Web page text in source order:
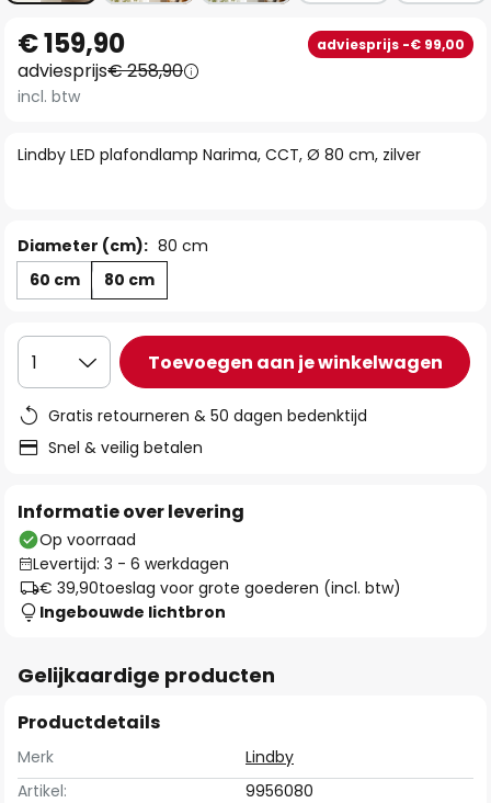
naar
het
begin
de
Lindby LED plafondlamp Narima, CCT, Ø 80 cm, zilver
€ 159,90 adviesprijs -€ 99,00
adviesprijs€ 258,90
incl. btw
Diameter (cm): 80 cm
60 cm
80 cm
1 Toevoegen aan je winkelwagen
Gratis retourneren & 50 dagen bedenktijd
Snel & veilig betalen
Informatie over levering
Op voorraad
Levertijd: 3 - 6 werkdagen
€ 39,90toeslag voor grote goederen (incl. btw)
Ingebouwde lichtbron
Gelijkaardige producten
Productdetails
Merk
Lindby
Artikel:
9956080